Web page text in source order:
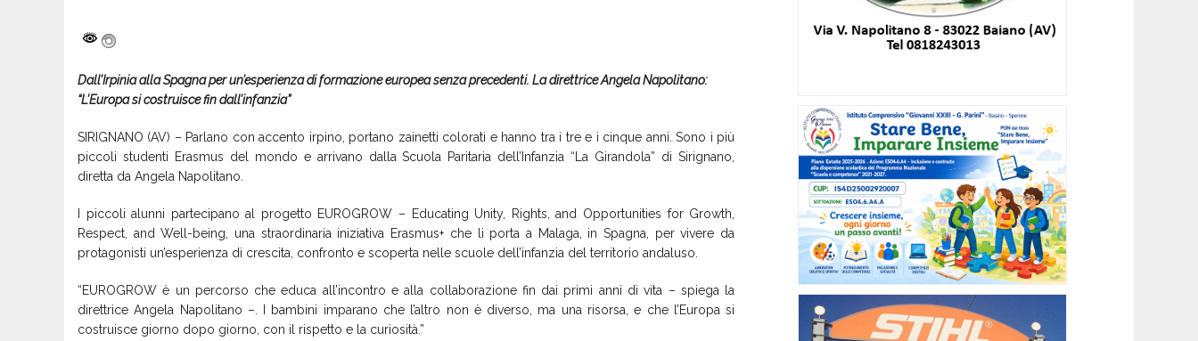
Dall’Irpinia alla Spagna per un’esperienza di formazione europea senza precedenti. La direttrice Angela Napolitano:
“L’Europa si costruisce fin dall’infanzia”
SIRIGNANO (AV) – Parlano con accento irpino, portano zainetti colorati e hanno tra i tre e i cinque anni. Sono i più
piccoli studenti Erasmus del mondo e arrivano dalla Scuola Paritaria dell’Infanzia “La Girandola” di Sirignano,
diretta da Angela Napolitano.
I piccoli alunni partecipano al progetto EUROGROW – Educating Unity, Rights, and Opportunities for Growth,
Respect, and Well-being, una straordinaria iniziativa Erasmus+ che li porta a Malaga, in Spagna, per vivere da
protagonisti un’esperienza di crescita, confronto e scoperta nelle scuole dell’infanzia del territorio andaluso.
“EUROGROW è un percorso che educa all’incontro e alla collaborazione fin dai primi anni di vita – spiega la
direttrice Angela Napolitano –. I bambini imparano che l’altro non è diverso, ma una risorsa, e che l’Europa si
costruisce giorno dopo giorno, con il rispetto e la curiosità.”